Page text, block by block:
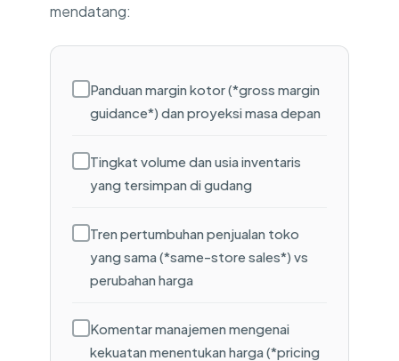
mendatang:
Panduan margin kotor (*gross margin
guidance*) dan proyeksi masa depan
Tingkat volume dan usia inventaris
yang tersimpan di gudang
Tren pertumbuhan penjualan toko
yang sama (*same-store sales*) vs
perubahan harga
Komentar manajemen mengenai
kekuatan menentukan harga (*pricing